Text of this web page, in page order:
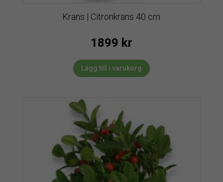
Krans | Citronkrans 40 cm
1899 kr
Lägg till i varukorg